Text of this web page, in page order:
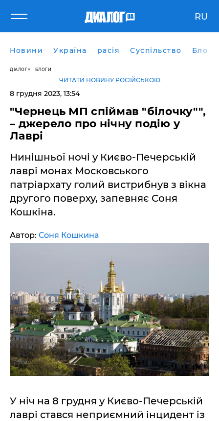
RU
Новини Україна расія Суспільство Блоги
ДІАЛОГ БЛОГИ
ЧИТАТИ НОВИНУ РОСІЙСЬКОЮ
8 грудня 2023, 13:54
"Чернець МП спіймав "білочку"",
– джерело про нічну подію у
Лаврі
Нинішньої ночі у Києво-Печерській
лаврі монах Московського
патріархату голий вистрибнув з вікна
другого поверху, запевняє Соня
Кошкіна.
Автор: Соня Кошкина
У ніч на 8 грудня у Києво-Печерській
лаврі стався неприємний інцидент із